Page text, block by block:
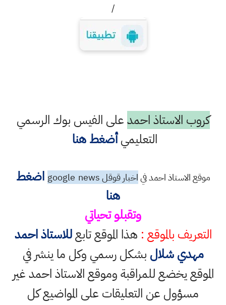
/
كروب الاستاذ احمدعلى الفيس بوك الرسمي
التعليميأضغط هنا
موقع الاستاذ احمد فياخبار قوقل googlenews
اضغط
هنا
وتقبلو تحياتي
التعريف بالموقع : هذا الموقع تابعللاستاذ احمد
مهدي شلال بشكل رسمي وكل ما ينشر في
الموقع يخضع للمراقبة وموقع الاستاذ احمد غير
مسؤول عن التعليقات على المواضيع كل